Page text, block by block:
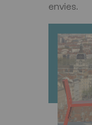
envies.
Image